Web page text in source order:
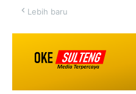
Lebih baru